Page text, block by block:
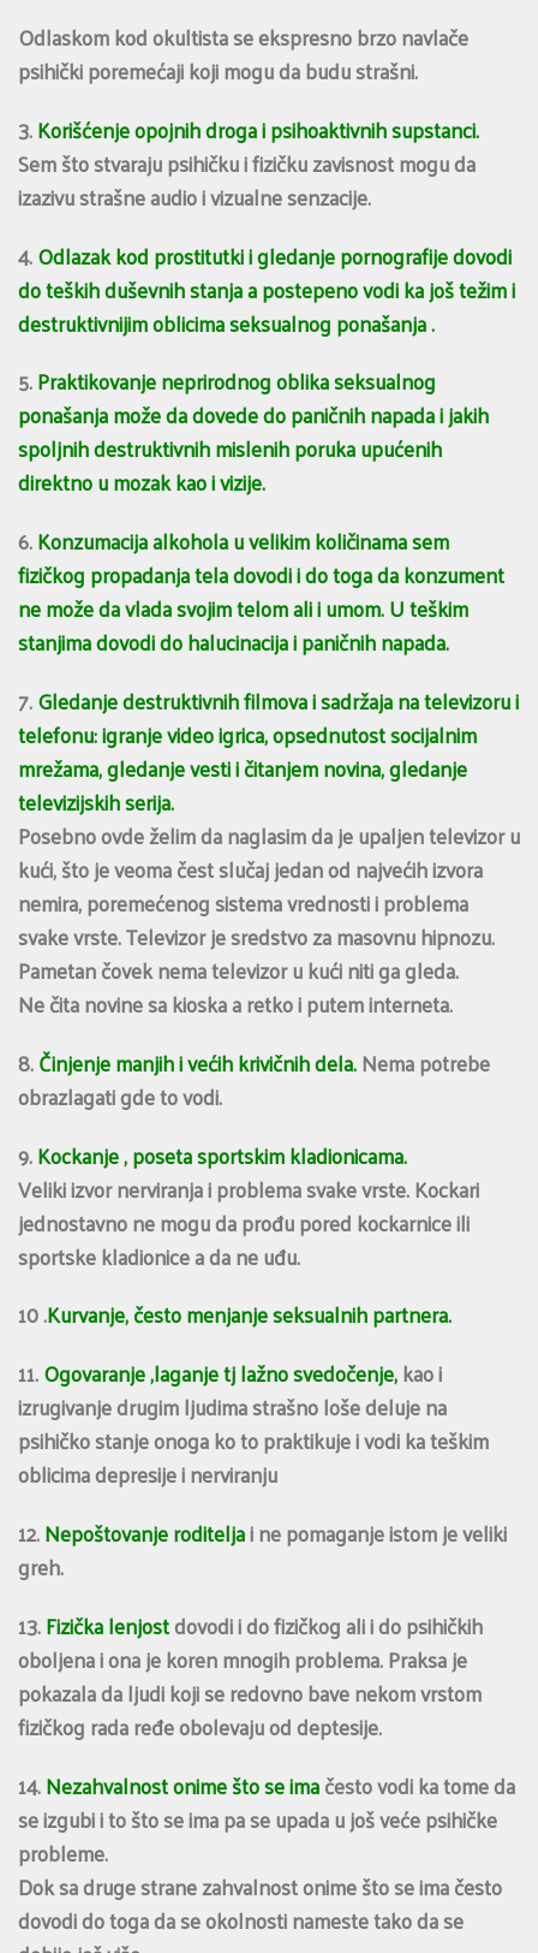
Odlaskom kod okultista se ekspresno brzo navlače
psihički poremećaji koji mogu da budu strašni.
3.Korišćenje opojnih droga i psihoaktivnih supstanci.
Sem što stvaraju psihičku i fizičku zavisnost mogu da
izazivu strašne audio i vizualne senzacije.
4.Odlazak kod prostitutki i gledanje pornografije dovodi
do teških duševnih stanja a postepeno vodi ka još težim i
destruktivnijim oblicima seksualnog ponašanja .
5.Praktikovanje neprirodnog oblika seksualnog
ponašanja može da dovede do paničnih napada i jakih
spoljnih destruktivnih mislenih poruka upućenih
direktno u mozak kao i vizije.
6.Konzumacija alkohola u velikim količinama sem
fizičkog propadanja tela dovodi i do toga da konzument
ne može da vlada svojim telom ali i umom. U teškim
stanjima dovodi do halucinacija i paničnih napada.
7.Gledanje destruktivnih filmova i sadržaja na televizoru i
telefonu: igranje video igrica, opsednutost socijalnim
mrežama, gledanje vesti i čitanjem novina, gledanje
televizijskih serija.
Posebno ovde želim da naglasim da je upaljen televizor u
kući, što je veoma čest slučaj jedan od najvećih izvora
nemira, poremećenog sistema vrednosti i problema
svake vrste. Televizor je sredstvo za masovnu hipnozu.
Pametan čovek nema televizor u kući niti ga gleda.
Ne čita novine sa kioska a retko i putem interneta.
8.Činjenje manjih i većih krivičnih dela.Nema potrebe
obrazlagati gde to vodi.
9.Kockanje , poseta sportskim kladionicama.
Veliki izvor nerviranja i problema svake vrste. Kockari
jednostavno ne mogu da prođu pored kockarnice ili
sportske kladionice a da ne uđu.
10 .Kurvanje, često menjanje seksualnih partnera.
11.Ogovaranje ,laganje tj lažno svedočenje,kao i
izrugivanje drugim ljudima strašno loše deluje na
psihičko stanje onoga ko to praktikuje i vodi ka teškim
oblicima depresije i nerviranju
12.Nepoštovanje roditeljai ne pomaganje istom je veliki
greh.
13.Fizička lenjostdovodi i do fizičkog ali i do psihičkih
oboljena i ona je koren mnogih problema. Praksa je
pokazala da ljudi koji se redovno bave nekom vrstom
fizičkog rada ređe obolevaju od deptesije.
14.Nezahvalnost onime što se imačesto vodi ka tome da
se izgubi i to što se ima pa se upada u još veće psihičke
probleme.
Dok sa druge strane zahvalnost onime što se ima često
dovodi do toga da se okolnosti nameste tako da se